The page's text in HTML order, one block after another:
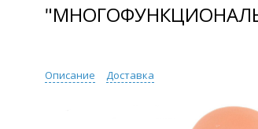
Описание Доставка